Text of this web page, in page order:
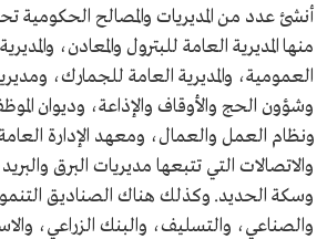
أنشئ عدد من المديريات والمصالح الحكومية
منها المديرية العامة للبترول والمعادن،
العمومية، والمديرية العامة للجمارك، ومديرية
وشؤون الحج والأوقاف والإذاعة، وديوان
ونظام العمل والعمال، ومعهد الإدارة
والاتصالات التي تتبعها مديريات البرق
وسكة الحديد. وكذلك هناك الصناديق
والصناعي، والتسليف، والبنك الزراعي،